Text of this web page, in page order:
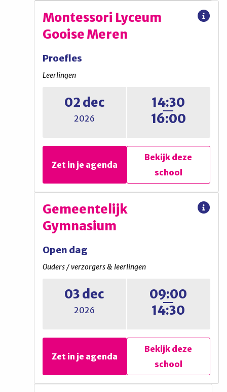
Comenius College
(inschrijven via website)
Zet in je agenda
Montessori Lyceum
Gooise Meren
Proefles
Leerlingen
02 dec
2026
14:30
16:00
Zet in je agenda
Bekijk deze
school
Montessori Lyceum
Open lesmiddag
Zet in je agenda
school
Gemeentelijk
Gymnasium
Open dag
Ouders / verzorgers & leerlingen
03 dec
2026
09:00
14:30
Zet in je agenda
Bekijk deze
school